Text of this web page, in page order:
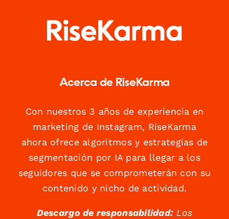
Acerca de RiseKarma
Con nuestros 3 años de experiencia en
marketing de Instagram, RiseKarma
ahora ofrece algoritmos y estrategias de
segmentación por IA para llegar a los
seguidores que se comprometerán con su
contenido y nicho de actividad.
Descargo de responsabilidad:Los